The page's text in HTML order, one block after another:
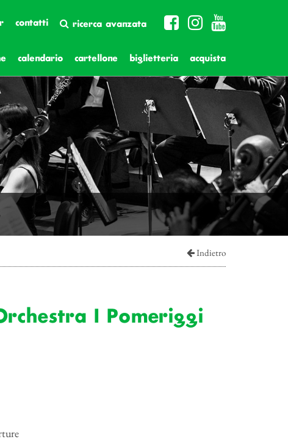
contatti ricerca avanzata
calendario cartellone biglietteria acquista
Indietro
I Pomeriggi